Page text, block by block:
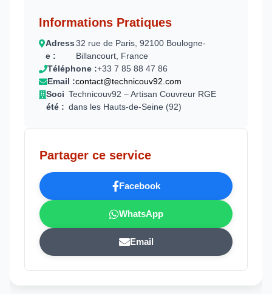
Informations Pratiques
Adress
e :
32 rue de Paris, 92100 Boulogne-
Billancourt, France
Téléphone :+33 7 85 88 47 86
Email :contact@technicouv92.com
Soci
été :
Technicouv92 – Artisan Couvreur RGE
dans les Hauts-de-Seine (92)
Partager ce service
Facebook
WhatsApp
Email